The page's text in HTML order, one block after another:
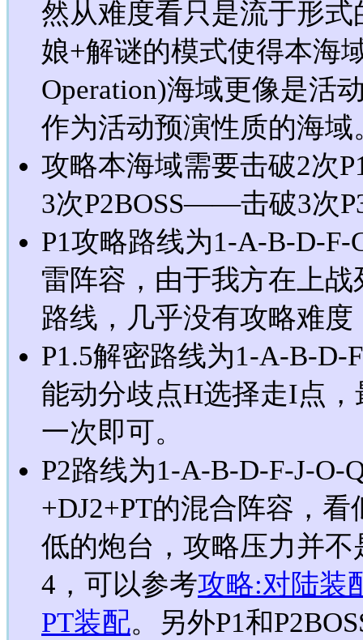
然从难度看只是流于形
娘+解谜的模式使得本海
Operation)海域更像是活
作为活动预演性质的海域
攻略本海域需要击破2
3次P2BOSS——击破3次
P1攻略路线为1-A-B-D-
雷阵容，由于我方在上
路线，几乎没有攻略难度
P1.5解密路线为1-A-B-D-
能动分歧点H选择走I点
一次即可。
P2路线为1-A-B-D-F-J-O-
+DJ2+PT的混合阵容，
低的炮台，攻略压力并
4，可以参考攻略:对陆装
PT装配。另外P1和